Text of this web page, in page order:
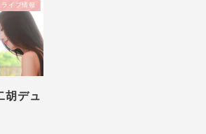
ライブ情報
胡デュ